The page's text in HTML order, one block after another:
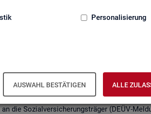
Personalisierung
AUSWAHL BESTÄTIGEN ALLE
der Agen­tu­ren für Ar­beit und der
die So­zi­al­ver­si­che­rungs­trä­ger (DEÜV-